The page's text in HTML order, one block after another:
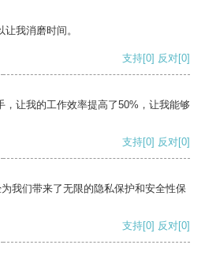
我消磨时间。
支持[0] 反对[0]
，让我的工作效率提高了50%，让我能够
支持[0] 反对[0]
我们带来了无限的隐私保护和安全性保
支持[0] 反对[0]